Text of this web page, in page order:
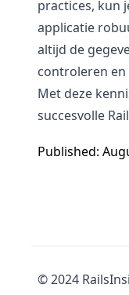
practices, kun
applicatie
altijd de
controleren
Met deze
succesvolle
Published:
© 2024